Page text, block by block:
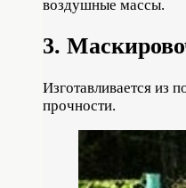
воздушные массы.
3.
Изготавливается из
прочности.